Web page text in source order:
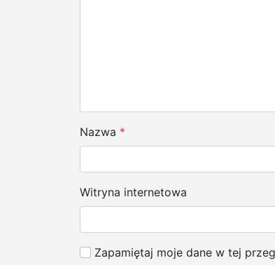
i
s
u
Nazwa *
Witryna internetowa
Zapamiętaj moje dane w tej